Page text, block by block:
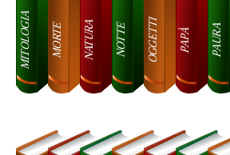
MITOLOGIA MORTE NATURA NOTTE OGGETTI PAPÀ PAURA